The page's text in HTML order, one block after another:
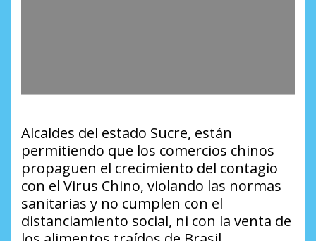
Alcaldes del estado Sucre, están
permitiendo que los comercios chinos
propaguen el crecimiento del contagio
con el Virus Chino, violando las normas
sanitarias y no cumplen con el
distanciamiento social, ni con la venta de